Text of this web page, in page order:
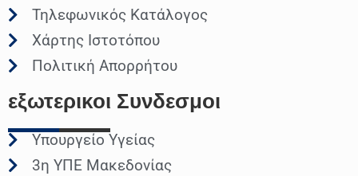
Τηλεφωνικός Κατάλογος
Χάρτης Ιστοτόπου
Πολιτική Απορρήτου
εξωτερικοι Συνδεσμοι
Υπουργείο Υγείας
3η ΥΠΕ Μακεδονίας